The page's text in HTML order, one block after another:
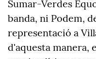
Sumar-Verdes
banda, ni Podem,
representació a
d'aquesta manera,